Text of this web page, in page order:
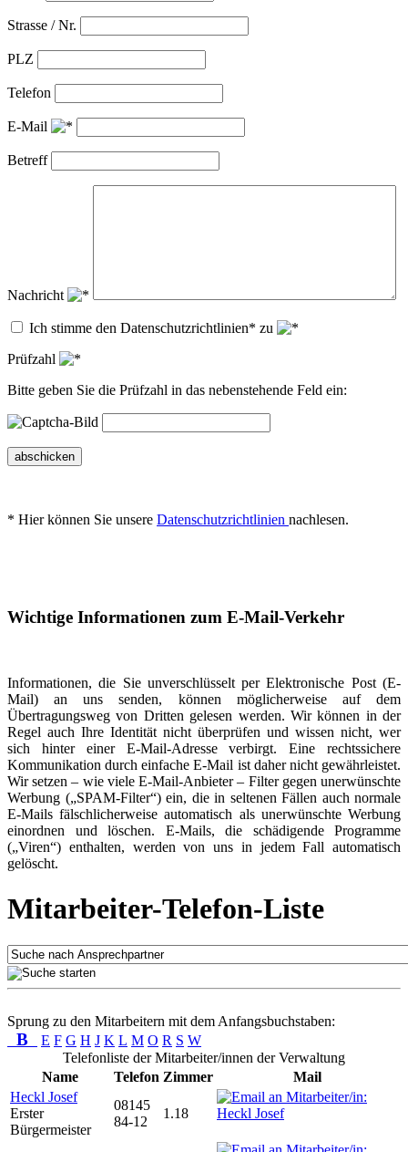
Strasse / Nr.
PLZ
Telefon
E-Mail
Betreff
Nachricht
Ich stimme den Datenschutzrichtlinien* zu
Prüfzahl
Bitte geben Sie die Prüfzahl in das nebenstehende Feld ein:
abschicken
* Hier können Sie unsere Datenschutzrichtlinien nachlesen.
Wichtige Informationen zum E-Mail-Verkehr
Informationen, die Sie unverschlüsselt per Elektronische Post (E-
Mail) an uns senden, können möglicherweise auf dem
Übertragungsweg von Dritten gelesen werden. Wir können in der
Regel auch Ihre Identität nicht überprüfen und wissen nicht, wer
sich hinter einer E-Mail-Adresse verbirgt. Eine rechtssichere
Kommunikation durch einfache E-Mail ist daher nicht gewährleistet.
Wir setzen – wie viele E-Mail-Anbieter – Filter gegen unerwünschte
Werbung („SPAM-Filter“) ein, die in seltenen Fällen auch normale
E-Mails fälschlicherweise automatisch als unerwünschte Werbung
einordnen und löschen. E-Mails, die schädigende Programme
(„Viren“) enthalten, werden von uns in jedem Fall automatisch
gelöscht.
Mitarbeiter-Telefon-Liste
Sprung zu den Mitarbeitern mit dem Anfangsbuchstaben:
B E F G H J K L M O R S W
Telefonliste der Mitarbeiter/innen der Verwaltung
Name
Telefon Zimmer
Mail
Heckl Josef
Erster
Bürgermeister
08145
84-12
1.18